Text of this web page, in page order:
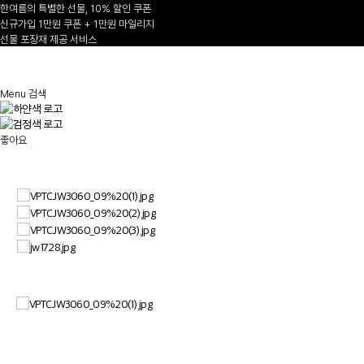
한여름의 특별한 선물, 10% 할인 쿠폰
신규가입 1만원 쿠폰 + 1만원 마일리지
선물 포장재 제공 서비스
Menu 검색
좋아요